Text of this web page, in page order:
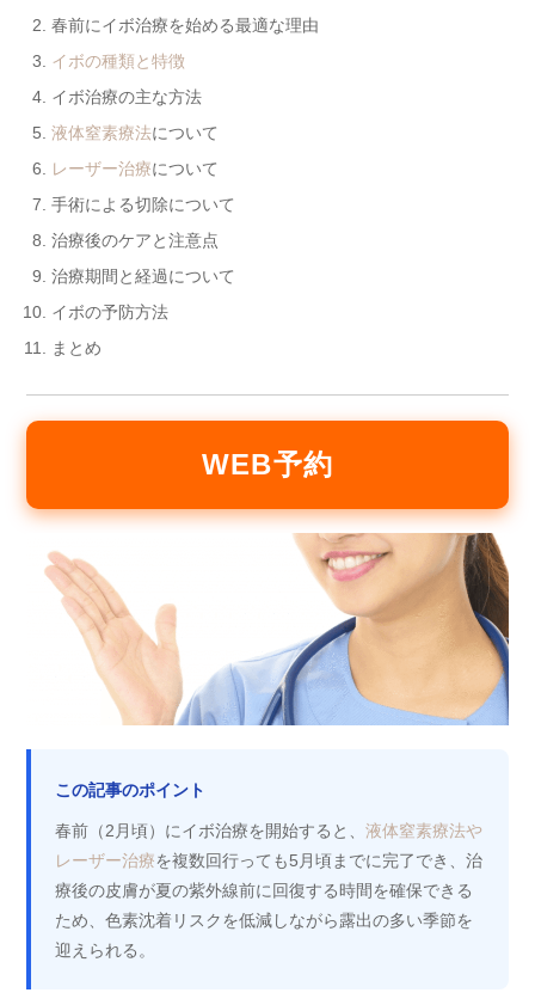
春前にイボ治療を始める最適な理由
イボの種類と特徴
イボ治療の主な方法
液体窒素療法について
レーザー治療について
手術による切除について
治療後のケアと注意点
治療期間と経過について
イボの予防方法
まとめ
WEB予約
この記事のポイント
春前（2月頃）にイボ治療を開始すると、 液体窒素療法や
レーザー治療を複数回行っても5月頃までに完了でき、治
療後の皮膚が夏の紫外線前に回復する時間を確保できる
ため、色素沈着リスクを低減しながら露出の多い季節を
迎えられる。